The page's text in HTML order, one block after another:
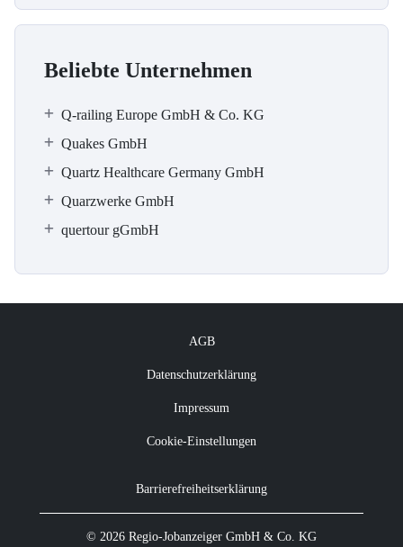
Beliebte Unternehmen
Q-railing Europe GmbH & Co. KG
Quakes GmbH
Quartz Healthcare Germany GmbH
Quarzwerke GmbH
quertour gGmbH
AGB
Datenschutzerklärung
Impressum
Cookie-Einstellungen
Barrierefreiheitserklärung
© 2026 Regio-Jobanzeiger GmbH & Co. KG